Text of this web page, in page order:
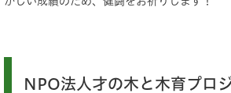
NPO法人才の木と木育プロ